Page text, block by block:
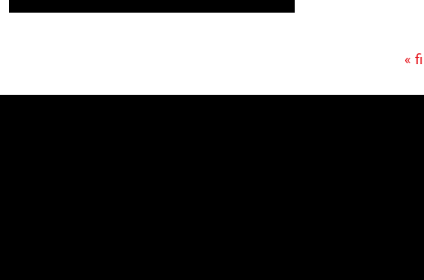
Pages «